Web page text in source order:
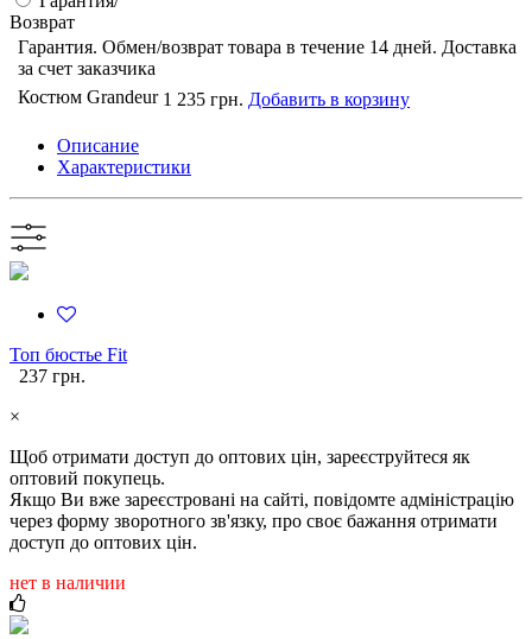
Возврат
Гарантия. Обмен/возврат товара в течение 14 дней. Доставка
за счет заказчика
Костюм Grandeur 1 235 грн. Добавить в корзину
Описание
Характеристики
Топ бюстье Fit
237 грн.
×
Щоб отримати доступ до оптових цін, зареєструйтеся як
оптовий покупець.
Якщо Ви вже зареєстровані на сайті, повідомте адміністрацію
через форму зворотного зв'язку, про своє бажання отримати
доступ до оптових цін.
нет в наличии